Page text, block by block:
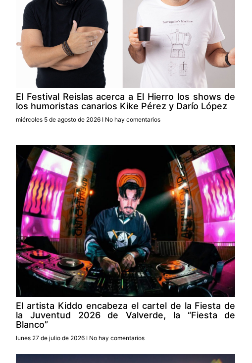
El Festival Reislas acerca a El Hierro los shows de
los humoristas canarios Kike Pérez y Darío López
miércoles 5 de agosto de 2026 No hay comentarios
El artista Kiddo encabeza el cartel de la Fiesta de
la Juventud 2026 de Valverde, la “Fiesta de
Blanco”
lunes 27 de julio de 2026 No hay comentarios